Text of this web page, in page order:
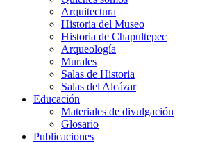
Arquitectura
Historia del Museo
Historia de Chapultepec
Arqueología
Murales
Salas de Historia
Salas del Alcázar
Educación
Materiales de divulgación
Glosario
Publicaciones